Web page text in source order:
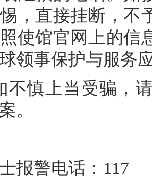
，直接挂断，不
使馆官网上的信
领事保护与服务
上当受骗，请
。
警电话：117